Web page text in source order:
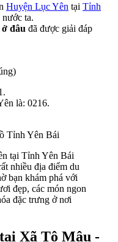
Huyện Lục Yên tại Tỉnh
nước ta.
đâu đã được giải đáp
là: 0216.
Tỉnh Yên Bái
tại Tỉnh Yên Bái
nhiều địa điểm du
bạn khám phá với
đẹp, các món ngon
đặc trưng ở nơi
Xã Tô Mậu -